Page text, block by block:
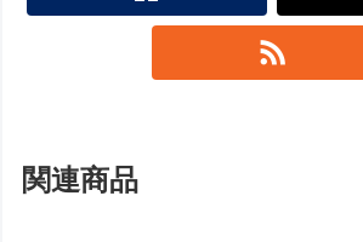
関連商品